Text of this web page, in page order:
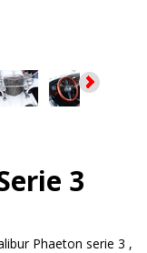
3
Phaeton serie 3 ,